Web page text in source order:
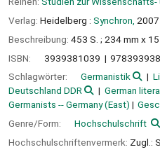
Verlag: Heidelberg : Synchron, 2007
Beschreibung: 453 S. ; 234 mm x
ISBN:
3939381039
Schlagwörter:
Germanistik
Deutschland DDR
German
Germanists -- Germany (East)
Genre/Form:
Hochschulschrift
Hochschulschriftenvermerk: Zugl.: